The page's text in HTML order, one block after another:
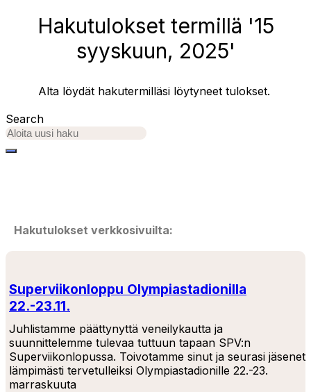
Hakutulokset termillä '15
syyskuun, 2025'
Alta löydät hakutermilläsi löytyneet tulokset.
Search
Hakutulokset verkkosivuilta:
Superviikonloppu Olympiastadionilla
22.-23.11.
Juhlistamme päättynyttä veneilykautta ja
suunnittelemme tulevaa tuttuun tapaan SPV:n
Superviikonlopussa. Toivotamme sinut ja seurasi jäsenet
lämpimästi tervetulleiksi Olympiastadionille 22.-23.
marraskuuta